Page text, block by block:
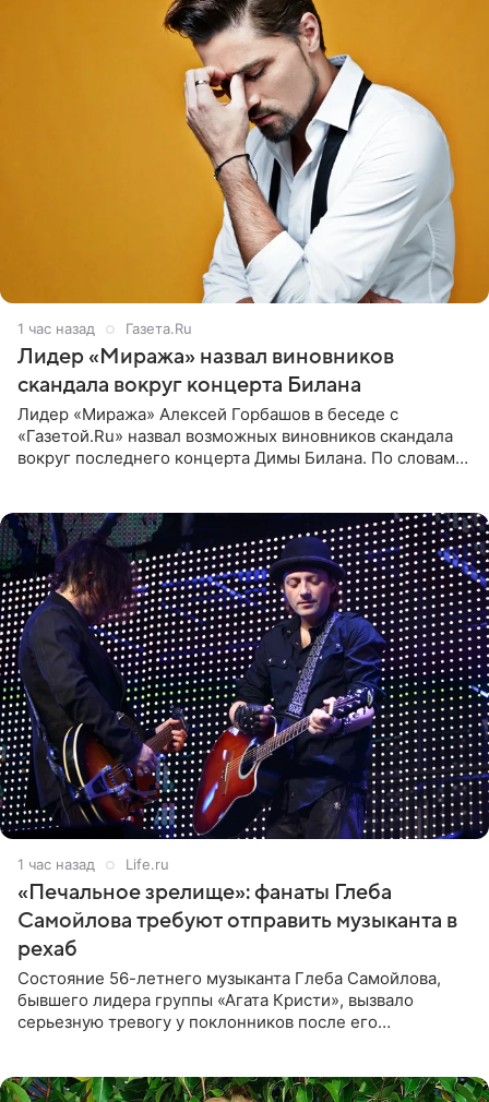
1 час назад Газета.Ru
Лидер «Миража» назвал виновников
скандала вокруг концерта Билана
Лидер «Миража» Алексей Горбашов в беседе с
«Газетой.Ru» назвал возможных виновников скандала
вокруг последнего концерта Димы Билана. По словам
1 час назад Life.ru
«Печальное зрелище»: фанаты Глеба
Самойлова требуют отправить музыканта в
рехаб
Состояние 56-летнего музыканта Глеба Самойлова,
бывшего лидера группы «Агата Кристи», вызвало
серьезную тревогу у поклонников после его